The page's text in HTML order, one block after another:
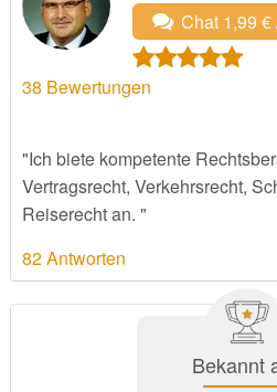
Chat 1,99 €
38 Bewertungen
"Ich biete kompetente
Vertragsrecht, Verkehrsrecht,
Reiserecht an. "
82 Antworten
Bekannt